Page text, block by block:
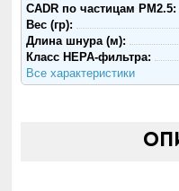
CADR по частицам
Вес (гр):
Длина шнура (м):
Класс HEPA-фильтра:
Все характеристики